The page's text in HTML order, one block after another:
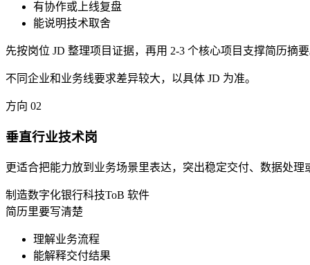
有协作或上线复盘
能说明技术取舍
先按岗位 JD 整理项目证据，再用 2-3 个核心项目支撑简历摘要
不同企业和业务线要求差异较大，以具体 JD 为准。
方向 02
垂直行业技术岗
更适合把能力放到业务场景里表达，突出稳定交付、数据处理
制造数字化银行科技ToB 软件
简历里要写清楚
理解业务流程
能解释交付结果